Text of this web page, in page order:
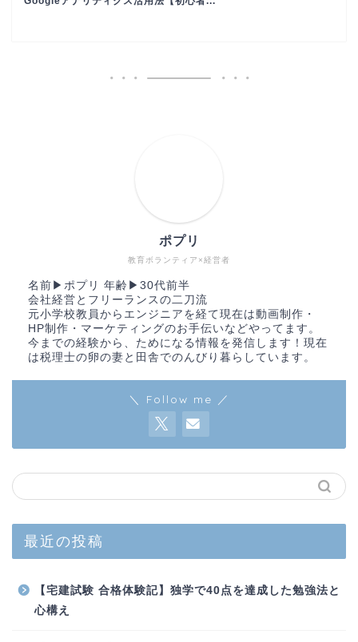
教育ボランティア×経営者
ポプリ
名前▶︎ポプリ 年齢▶︎30代前半
会社経営とフリーランスの二刀流
元小学校教員からエンジニアを経て現在は動画制作・
HP制作・マーケティングのお手伝いなどやってます。
今までの経験から、ためになる情報を発信します！現在
は税理士の卵の妻と田舎でのんびり暮らしています。
＼ Follow me ／
最近の投稿
【宅建試験 合格体験記】独学で40点を達成した勉強法と
心構え